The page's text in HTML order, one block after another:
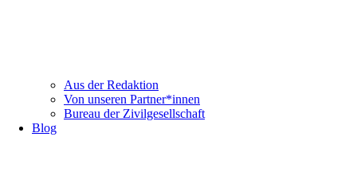
Aus der Redaktion
Von unseren Partner*innen
Bureau der Zivilgesellschaft
Blog